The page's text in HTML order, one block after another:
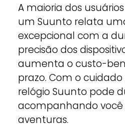
A maioria dos
um Suunto relata
excepcional com a
precisão dos
aumenta o custo-
prazo. Com o
relógio Suunto pode
acompanhando você
aventuras.